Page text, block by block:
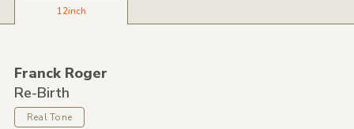
12inch
Franck Roger
Re-Birth
Real Tone